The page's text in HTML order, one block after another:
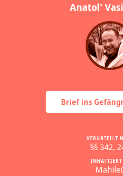
Anatol'
Brief ins
VERURTEILT
§§ 342,